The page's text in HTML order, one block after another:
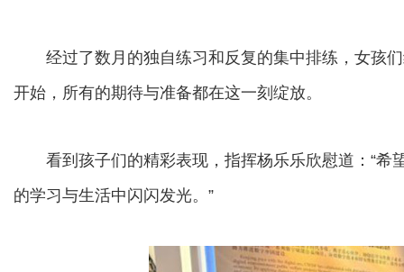
经过了数月的独自练习和反复的集中排练，女孩们
开始，所有的期待与准备都在这一刻绽放。
看到孩子们的精彩表现，指挥杨乐乐欣慰道：“希
的学习与生活中闪闪发光。”